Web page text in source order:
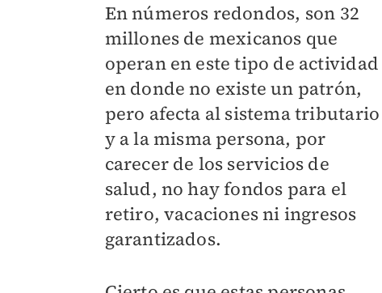
En números redondos, son 32
millones de mexicanos que
operan en este tipo de actividad
en donde no existe un patrón,
pero afecta al sistema tributario
y a la misma persona, por
carecer de los servicios de
salud, no hay fondos para el
retiro, vacaciones ni ingresos
garantizados.